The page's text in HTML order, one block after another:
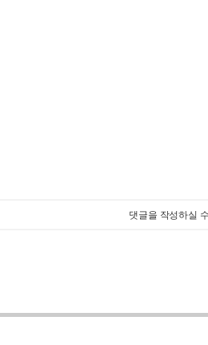
댓글을 작성하실